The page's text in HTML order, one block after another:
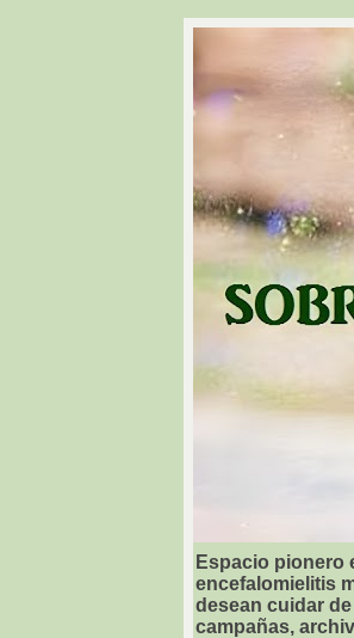
Espacio pionero
encefalomielitis
desean cuidar
campañas,